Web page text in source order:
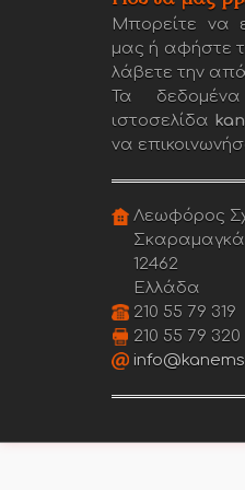
Μπορείτε να
μας ή αφήστε
λάβετε την
Τα
ιστοσελίδα
να
Λεωφόρος
12462
Ελλάδα
210 55 79 319
210 55 79 320